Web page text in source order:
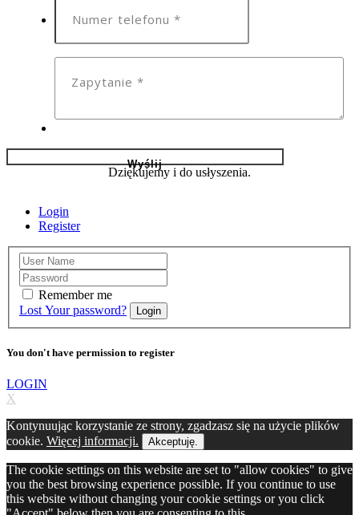
Dziękujemy i do usłyszenia.
Login
Register
Remember me
Lost Your password?
Login
You don't have permission to register
LOGIN
X
Kontynuując korzystanie ze strony, zgadzasz się na użycie plików
cookie. Więcej informacji. Akceptuję.
The cookie settings on this website are set to "allow cookies" to give
you the best browsing experience possible. If you continue to use
this website without changing your cookie settings or you click